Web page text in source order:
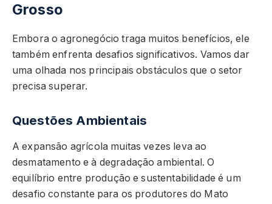
Grosso
Embora o agronegócio traga muitos benefícios, ele
também enfrenta desafios significativos. Vamos dar
uma olhada nos principais obstáculos que o setor
precisa superar.
Questões Ambientais
A expansão agrícola muitas vezes leva ao
desmatamento e à degradação ambiental. O
equilíbrio entre produção e sustentabilidade é um
desafio constante para os produtores do Mato